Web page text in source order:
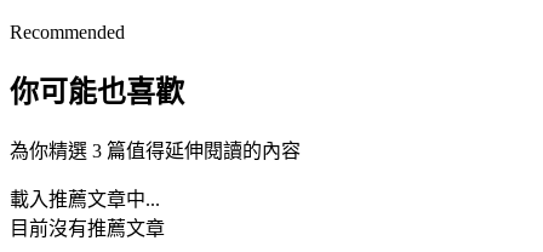
Recommended
你可能也喜歡
為你精選 3 篇值得延伸閱讀的內容
載入推薦文章中...
目前沒有推薦文章